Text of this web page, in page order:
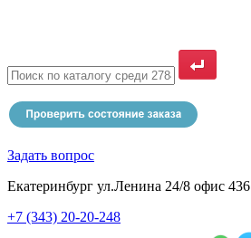
Задать вопрос
Екатеринбург ул.Ленина 24/8 офис 436
+7 (343) 20-20-248